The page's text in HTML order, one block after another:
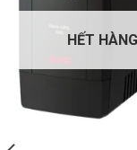
HẾT HÀNG